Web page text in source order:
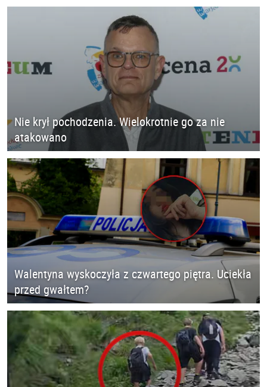
Nie krył pochodzenia. Wielokrotnie go za nie
atakowano
Walentyna wyskoczyła z czwartego piętra. Uciekła
przed gwałtem?